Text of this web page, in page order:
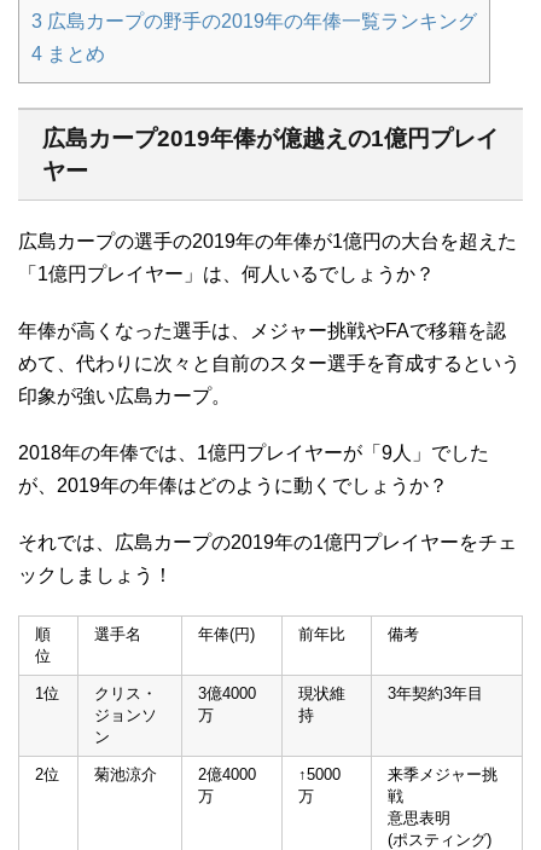
3 広島カープの野手の2019年の年俸一覧ランキング
4 まとめ
広島カープ2019年俸が億越えの1億円プレイ
ヤー
広島カープの選手の2019年の年俸が1億円の大台を超えた
「1億円プレイヤー」は、何人いるでしょうか？
年俸が高くなった選手は、メジャー挑戦やFAで移籍を認
めて、代わりに次々と自前のスター選手を育成するという
印象が強い広島カープ。
2018年の年俸では、1億円プレイヤーが「9人」でした
が、2019年の年俸はどのように動くでしょうか？
それでは、広島カープの2019年の1億円プレイヤーをチェ
ックしましょう！
順
位
選手名 年俸(円) 前年比 備考
1位
クリス・
ジョンソ
ン
3億4000
万
現状維
持
3年契約3年目
2位 菊池涼介
2億4000
万
↑5000
万
来季メジャー挑
戦
意思表明
(ポスティング)